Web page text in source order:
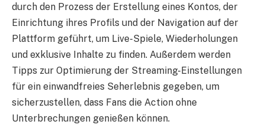
durch den Prozess der Erstellung eines Kontos, der
Einrichtung ihres Profils und der Navigation auf der
Plattform geführt, um Live-Spiele, Wiederholungen
und exklusive Inhalte zu finden. Außerdem werden
Tipps zur Optimierung der Streaming-Einstellungen
für ein einwandfreies Seherlebnis gegeben, um
sicherzustellen, dass Fans die Action ohne
Unterbrechungen genießen können.